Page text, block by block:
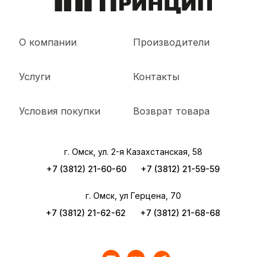
О компании
Услуги
Условия покупки
Производители
Контакты
Возврат товара
г. Омск, ул. 2-я Казахстанская, 58
+7 (3812) 21-60-60
+7 (3812) 21-59-59
г. Омск, ул Герцена, 70
+7 (3812) 21-62-62
+7 (3812) 21-68-68